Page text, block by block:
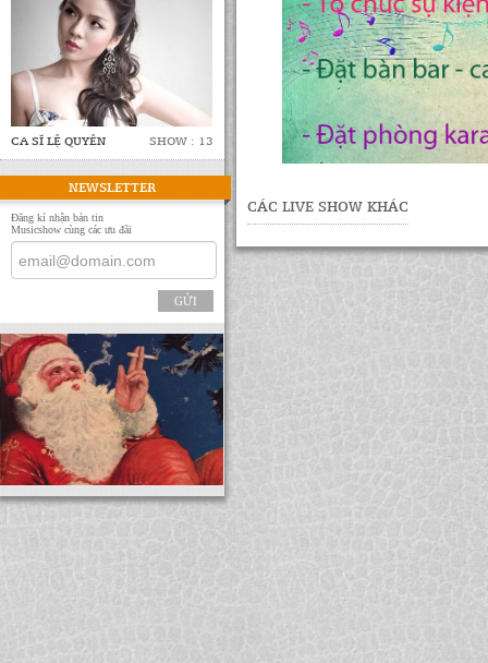
CA SĨ LỆ QUYÊN SHOW : 13
NEWSLETTER
Đăng kí nhận bản tin
Musicshow cùng các ưu đãi
GỬI
CÁC LIVE SHOW KHÁC